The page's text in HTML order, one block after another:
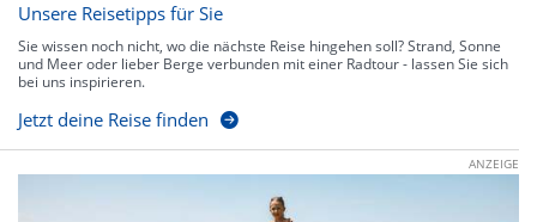
Unsere Reisetipps für Sie
Sie wissen noch nicht, wo die nächste Reise hingehen soll? Strand, Sonne
und Meer oder lieber Berge verbunden mit einer Radtour - lassen Sie sich
bei uns inspirieren.
Jetzt deine Reise finden
ANZEIGE